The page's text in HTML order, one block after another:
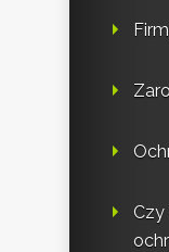
Czy